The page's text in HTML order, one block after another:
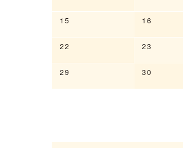
15 16
22 23
29 30